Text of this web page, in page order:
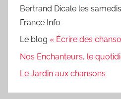
Bertrand Dicale les
France Info
Le blog « Écrire des
Nos Enchanteurs, le
Le Jardin aux chansons